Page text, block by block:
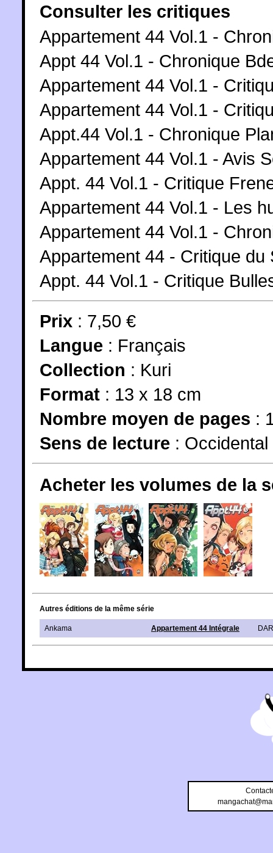
Consulter les critiques
Appartement 44 Vol.1 -
Appt 44 Vol.1 - Chronique
Appartement 44 Vol.1 -
Appartement 44 Vol.1 -
Appt.44 Vol.1 - Chronique
Appartement 44 Vol.1 - Avis
Appt. 44 Vol.1 - Critique
Appartement 44 Vol.1 - Les
Appartement 44 Vol.1 -
Appartement 44 - Critique
Appt. 44 Vol.1 - Critique
Prix : 7,50 €
Langue : Français
Collection : Kuri
Format : 13 x 18 cm
Nombre moyen de pages :
Sens de lecture : Occidental
Acheter les volumes de la
Autres éditions de la même série
Ankama Appartement 44 Intégrale